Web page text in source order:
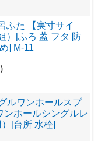
ふた 【実寸サイ
）[ふろ 蓋 フタ 防
] M-11
ルワンホールスプ
ンホールシングルレ
[台所 水栓]